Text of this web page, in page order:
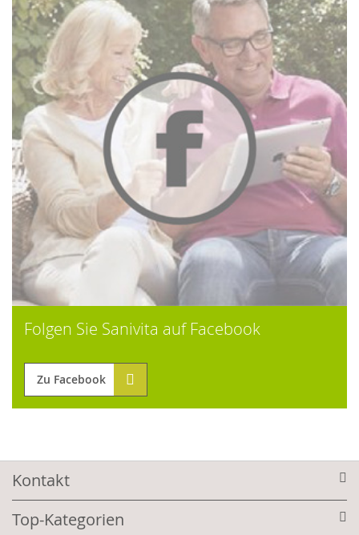
Folgen Sie Sanivita auf Facebook
Zu Facebook
Kontakt
Top-Kategorien